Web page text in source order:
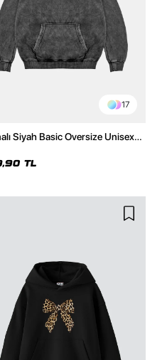
17
Siyah Basic Oversize Unisex
TL